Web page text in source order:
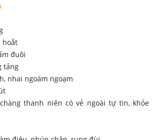
hoắt
đuôi
tảng
nhai ngoàm ngoạm
thanh niên có vẻ ngoài tự tin, khỏe